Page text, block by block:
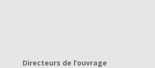
Directeurs de l’ouvrage